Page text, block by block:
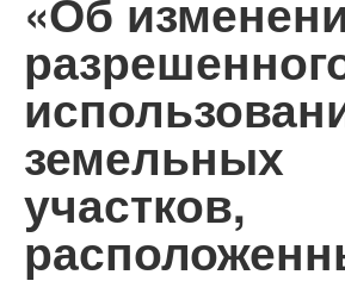
«Об
земельных
участков,